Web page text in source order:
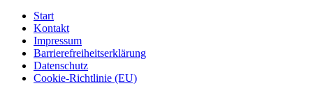
Start
Kontakt
Impressum
Barrierefreiheitserklärung
Datenschutz
Cookie-Richtlinie (EU)